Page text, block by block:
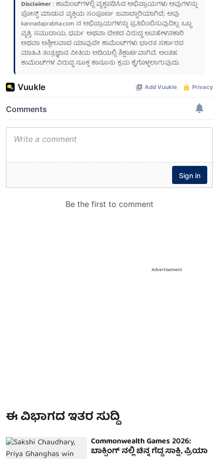
Disclaimer: ಕಾಮೆಂಟ್‌ಗಳಲ್ಲಿ ವ್ಯಕ್ತಪಡಿಸಿದ ಅಭಿಪ್ರಾಯಗಳು ಅವುಗಳನ್ನು
ಪೋಸ್ಟ್ ಮಾಡುವ ವ್ಯಕ್ತಿಯ ಸಂಪೂರ್ಣ ಜವಾಬ್ದಾರಿಯಾಗಿದೆ; ಅವು
kannadaprabha.com ನ ಅಭಿಪ್ರಾಯಗಳನ್ನು ಪ್ರತಿಬಿಂಬಿಸುವುದಿಲ್ಲ. ಒಬ್ಬ
ವ್ಯಕ್ತಿ, ಸಮುದಾಯ, ಧರ್ಮ ಅಥವಾ ದೇಶದ ವಿರುದ್ಧ ಅವಹೇಳನಕಾರಿ
ಅಥವಾ ಅಶ್ಲೀಲವಾದ ಯಾವುದೇ ಕಾಮೆಂಟ್‌ಗಳು ಭಾರತ ಸರ್ಕಾರದ
ಮಾಹಿತಿ ತಂತ್ರಜ್ಞಾನ ನೀತಿಯ ಅಡಿಯಲ್ಲಿ ಶಿಕ್ಷಾರ್ಹವಾಗಿವೆ. ಅಂತಹ
ಕಾಮೆಂಟ್‌ಗಳ ವಿರುದ್ಧ ಸೂಕ್ತ ಕಾನೂನು ಕ್ರಮ ಕೈಗೊಳ್ಳಲಾಗುವುದು.
Advertisement
ಈ ವಿಭಾಗದ ಇತರ ಸುದ್ದಿ
Commonwealth Games 2026:
ಬಾಕ್ಸಿಂಗ್ ನಲ್ಲಿ ಚಿನ್ನ ಗೆದ್ದ ಸಾಕ್ಷಿ, ಪ್ರಿಯಾ